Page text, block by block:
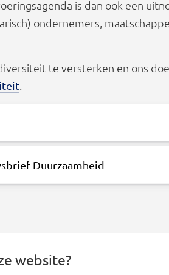
is dan ook een
ondernemers,
te versterken en ons
.
Duurzaamheid
website?